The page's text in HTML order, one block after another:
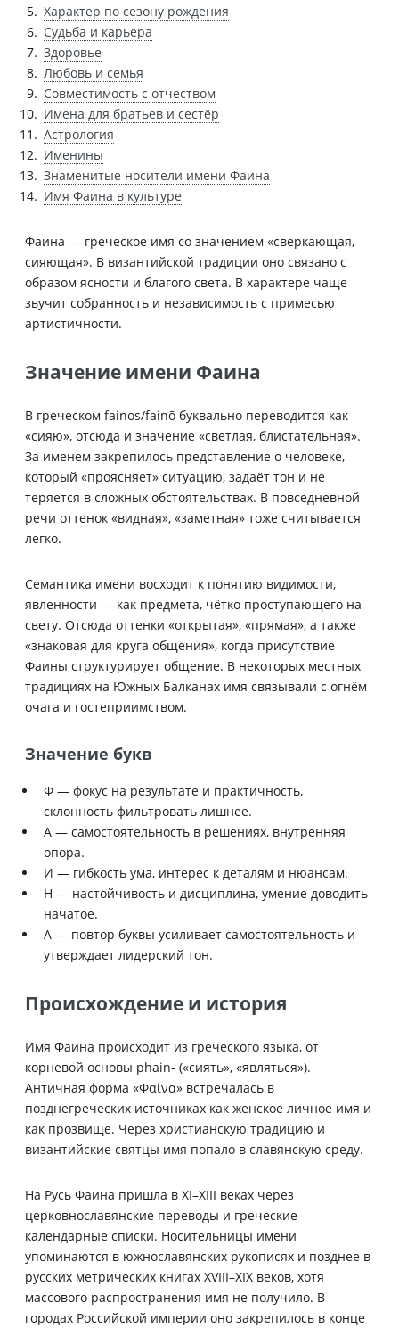
Характер по сезону рождения
Судьба и карьера
Здоровье
Любовь и семья
Совместимость с отчеством
Имена для братьев и сестёр
Астрология
Именины
Знаменитые носители имени Фаина
Имя Фаина в культуре
Фаина — греческое имя со значением «сверкающая,
сияющая». В византийской традиции оно связано с
образом ясности и благого света. В характере чаще
звучит собранность и независимость с примесью
артистичности.
Значение имени Фаина
В греческом fainos/fainō буквально переводится как
«сияю», отсюда и значение «светлая, блистательная».
За именем закрепилось представление о человеке,
который «проясняет» ситуацию, задаёт тон и не
теряется в сложных обстоятельствах. В повседневной
речи оттенок «видная», «заметная» тоже считывается
легко.
Семантика имени восходит к понятию видимости,
явленности — как предмета, чётко проступающего на
свету. Отсюда оттенки «открытая», «прямая», а также
«знаковая для круга общения», когда присутствие
Фаины структурирует общение. В некоторых местных
традициях на Южных Балканах имя связывали с огнём
очага и гостеприимством.
Значение букв
Ф — фокус на результате и практичность,
склонность фильтровать лишнее.
А — самостоятельность в решениях, внутренняя
опора.
И — гибкость ума, интерес к деталям и нюансам.
Н — настойчивость и дисциплина, умение доводить
начатое.
А — повтор буквы усиливает самостоятельность и
утверждает лидерский тон.
Происхождение и история
Имя Фаина происходит из греческого языка, от
корневой основы phain- («сиять», «являться»).
Античная форма «Φαίνα» встречалась в
позднегреческих источниках как женское личное имя и
как прозвище. Через христианскую традицию и
византийские святцы имя попало в славянскую среду.
На Русь Фаина пришла в XI–XIII веках через
церковнославянские переводы и греческие
календарные списки. Носительницы имени
упоминаются в южнославянских рукописях и позднее в
русских метрических книгах XVIII–XIX веков, хотя
массового распространения имя не получило. В
городах Российской империи оно закрепилось в конце